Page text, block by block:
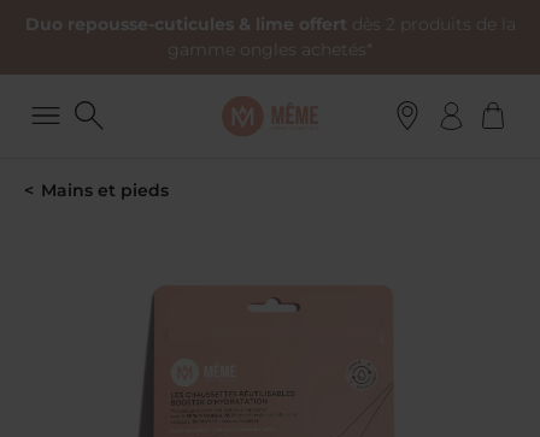
Duo repousse-cuticules & lime offert dès 2 produits de la
gamme ongles achetés*
Mains et pieds